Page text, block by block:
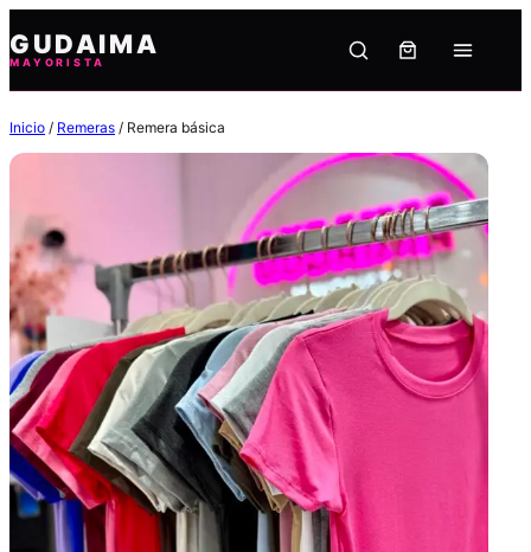
al
GUDAIMA
MAYORISTA
Inicio / Remeras / Remera básica